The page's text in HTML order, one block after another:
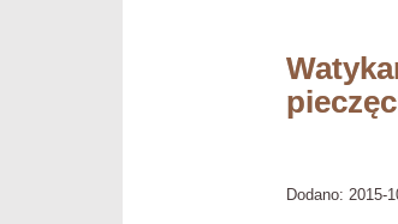
Dodano: 2015-